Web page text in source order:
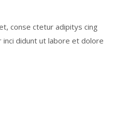
conse ctetur adipitys cing
didunt ut labore et dolore